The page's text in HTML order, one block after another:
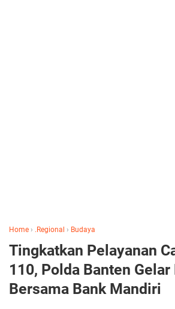
Home › .Regional › Budaya
Tingkatkan Pelayanan
110, Polda Banten
Bersama Bank Mandiri